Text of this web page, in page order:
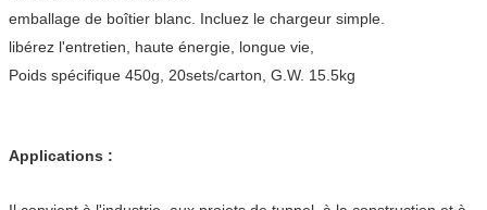
emballage de boîtier blanc. Incluez le chargeur simple.
libérez l'entretien, haute énergie, longue vie,
Poids spécifique 450g, 20sets/carton, G.W. 15.5kg
Applications :